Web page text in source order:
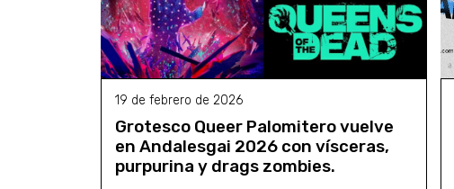
19 de febrero de 2026
Grotesco Queer Palomitero vuelve
en Andalesgai 2026 con vísceras,
purpurina y drags zombies.